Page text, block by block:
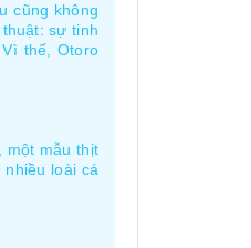
cũng không
sự tinh
thế, Otoro
một mẫu thịt
loài cá